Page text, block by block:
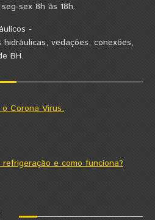
sex 8h às 18h.
-
vedações, conexões,
BH.
Corona Virus.
e como funciona?